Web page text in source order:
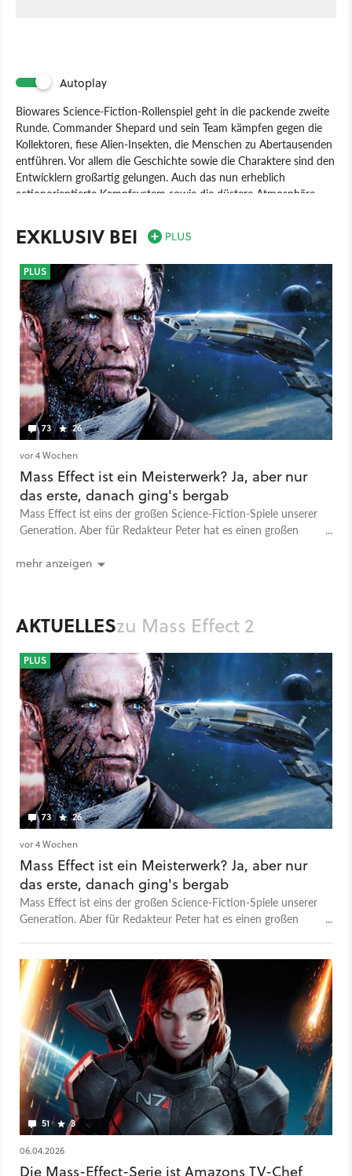
Autoplay
Biowares Science-Fiction-Rollenspiel geht in die packende zweite
Runde. Commander Shepard und sein Team kämpfen gegen die
Kollektoren, fiese Alien-Insekten, die Menschen zu Abertausenden
entführen. Vor allem die Geschichte sowie die Charaktere sind den
Entwicklern großartig gelungen. Auch das nun erheblich
actionorientierte Kampfsystem sowie die düstere Atmosphäre
Spiel PC PlayStation 3 Xbox 360
Action-Rollenspiel
Rollenspiel Electronic Arts
EXKLUSIV BEI
73 26
PLUS
vor 4 Wochen
Mass Effect ist ein Meisterwerk? Ja, aber nur
das erste, danach ging's bergab
Mass Effect ist eins der großen Science-Fiction-Spiele unserer
Generation. Aber für Redakteur Peter hat es einen großen
mehr anzeigen
AKTUELLESzu Mass Effect 2
73 26
PLUS
vor 4 Wochen
Mass Effect ist ein Meisterwerk? Ja, aber nur
das erste, danach ging's bergab
Mass Effect ist eins der großen Science-Fiction-Spiele unserer
Generation. Aber für Redakteur Peter hat es einen großen
51 3
06.04.2026
Die Mass-Effect-Serie ist Amazons TV-Chef